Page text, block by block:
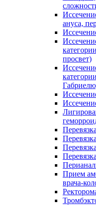
ануса,
просвет)
Прием
врача-